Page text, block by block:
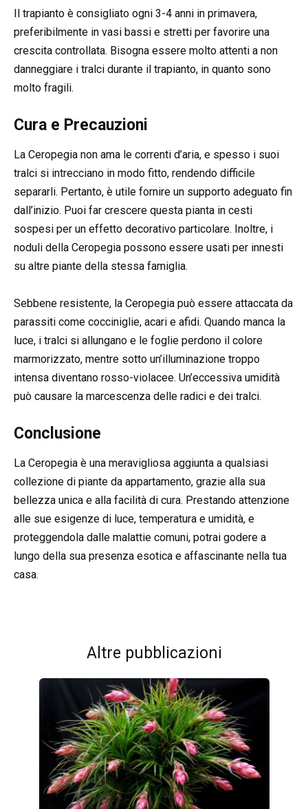
Il trapianto è consigliato ogni 3-4 anni in primavera,
preferibilmente in vasi bassi e stretti per favorire una
crescita controllata. Bisogna essere molto attenti a non
danneggiare i tralci durante il trapianto, in quanto sono
molto fragili.
Cura e Precauzioni
La Ceropegia non ama le correnti d’aria, e spesso i suoi
tralci si intrecciano in modo fitto, rendendo difficile
separarli. Pertanto, è utile fornire un supporto adeguato fin
dall’inizio. Puoi far crescere questa pianta in cesti
sospesi per un effetto decorativo particolare. Inoltre, i
noduli della Ceropegia possono essere usati per innesti
su altre piante della stessa famiglia.
Sebbene resistente, la Ceropegia può essere attaccata da
parassiti come cocciniglie, acari e afidi. Quando manca la
luce, i tralci si allungano e le foglie perdono il colore
marmorizzato, mentre sotto un’illuminazione troppo
intensa diventano rosso-violacee. Un’eccessiva umidità
può causare la marcescenza delle radici e dei tralci.
Conclusione
La Ceropegia è una meravigliosa aggiunta a qualsiasi
collezione di piante da appartamento, grazie alla sua
bellezza unica e alla facilità di cura. Prestando attenzione
alle sue esigenze di luce, temperatura e umidità, e
proteggendola dalle malattie comuni, potrai godere a
lungo della sua presenza esotica e affascinante nella tua
casa.
Altre pubblicazioni